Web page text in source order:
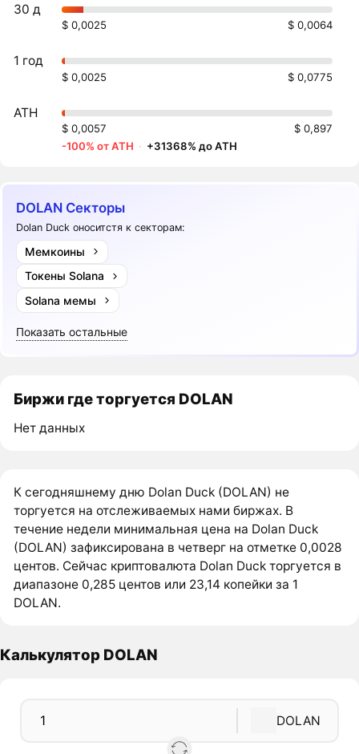
30 д
$ 0,0025 $ 0,0064
1 год
$ 0,0025 $ 0,0775
ATH
$ 0,0057
$ 0,897
-100% от ATH · +31368% до ATH
DOLAN Секторы
Dolan Duck оноситстя к секторам:
Мемкоины
Токены Solana
Solana мемы
Показать остальные
Биржи где торгуется DOLAN
Нет данных
К сегодняшнему дню Dolan Duck (DOLAN) не
торгуется на отслеживаемых нами биржах. В
течение недели минимальная цена на Dolan Duck
(DOLAN) зафиксирована в четверг на отметке 0,0028
центов. Сейчас криптовалюта Dolan Duck торгуется в
диапазоне 0,285 центов или 23,14 копейки за 1
DOLAN.
Калькулятор DOLAN
DOLAN